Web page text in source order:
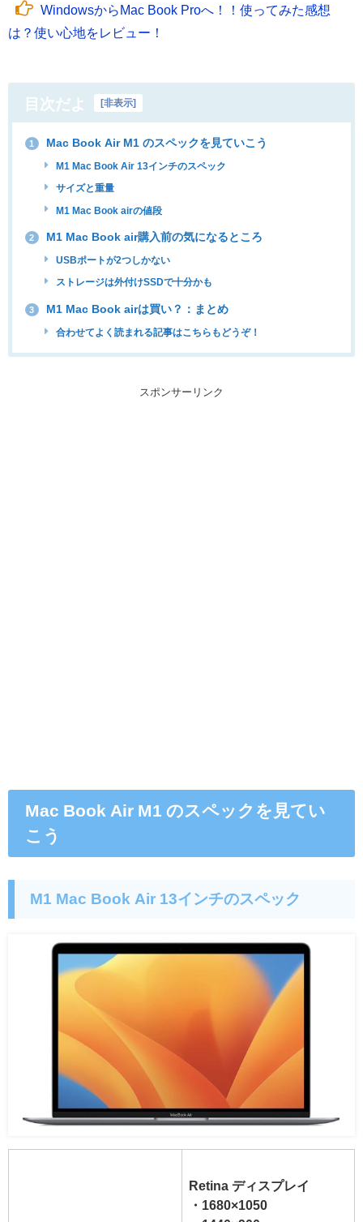
WindowsからMac Book Proへ！！使ってみた感想
は？使い心地をレビュー！
目次だよ [非表示]
1 Mac Book Air M1 のスペックを見ていこう
M1 Mac Book Air 13インチのスペック
サイズと重量
M1 Mac Book airの値段
2 M1 Mac Book air購入前の気になるところ
USBポートが2つしかない
ストレージは外付けSSDで十分かも
3 M1 Mac Book airは買い？：まとめ
合わせてよく読まれる記事はこちらもどうぞ！
スポンサーリンク
Mac Book Air M1 のスペックを見てい
こう
M1 Mac Book Air 13インチのスペック
Retina ディスプレイ
・1680×1050